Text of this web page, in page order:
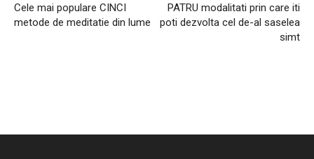
Cele mai populare CINCI
metode de meditatie din lume
PATRU modalitati prin care iti
poti dezvolta cel de-al saselea
simt